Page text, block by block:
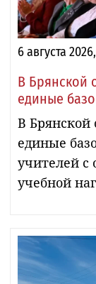
6 августа
В Брянской
единые
В Брянской
единые
учителей
учебной